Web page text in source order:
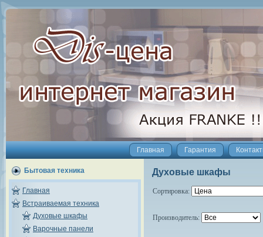
Главная Гарантия
Бытовая техника
Главная
Встраиваемая техника
Духовые шкафы
Варочные панели
Духовые шкафы
Сортировка:
Производитель: